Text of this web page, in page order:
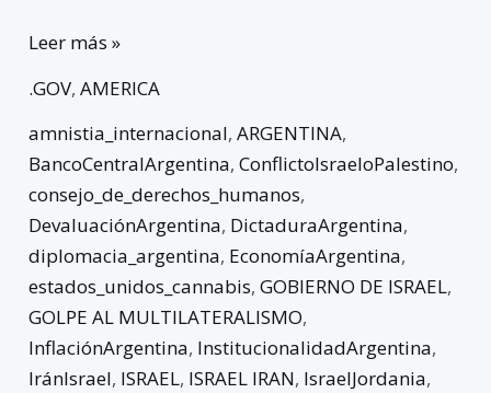
Leer más »
.GOV,AMERICA
amnistia_internacional,ARGENTINA,
BancoCentralArgentina,ConflictoIsraeloPalestino,
consejo_de_derechos_humanos,
DevaluaciónArgentina, DictaduraArgentina,
diplomacia_argentina, EconomíaArgentina,
estados_unidos_cannabis,GOBIERNO DE ISRAEL,
GOLPE AL MULTILATERALISMO,
InflaciónArgentina, InstitucionalidadArgentina,
IránIsrael, ISRAEL, ISRAEL IRAN, IsraelJordania,